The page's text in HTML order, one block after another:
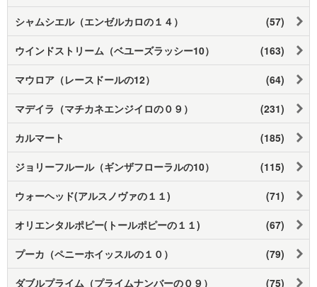
シャムシエル（エンゼルカロの１４） (57)
ウインドストリーム（ベユーズラッシー10） (163)
マウロア（レースドールの12） (64)
マデイラ（マチカネエンジイロの０９） (231)
カルマート (185)
ジョリーフルール（ギンザフローラルの10） (115)
ウォーヘッド(アルスノヴァの１１) (71)
オリエンタルポピー(トールポピーの１１) (67)
プーカ（ペニーホイッスルの１０） (79)
ダブルプライム（プライムナンバーの０９） (75)